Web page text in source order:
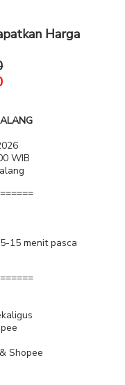
Harga
WIB
15 menit pasca
Shopee